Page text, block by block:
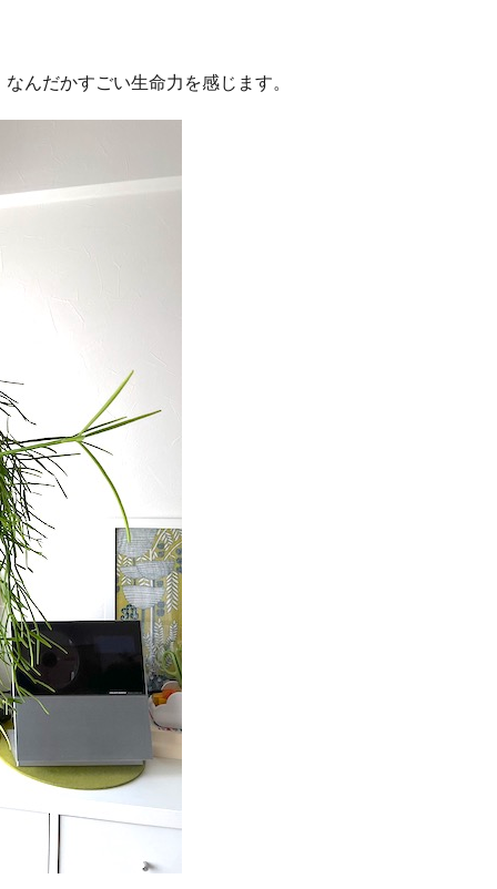
んだかすごい生命力を感じます。